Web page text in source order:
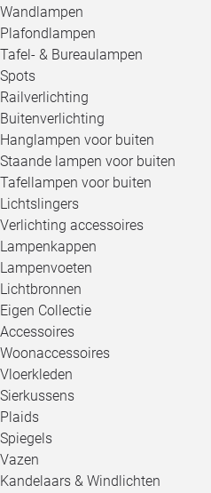
Wandlampen
Plafondlampen
Tafel- & Bureaulampen
Spots
Railverlichting
Buitenverlichting
Hanglampen voor buiten
Staande lampen voor buiten
Tafellampen voor buiten
Lichtslingers
Verlichting accessoires
Lampenkappen
Lampenvoeten
Lichtbronnen
Eigen Collectie
Accessoires
Woonaccessoires
Vloerkleden
Sierkussens
Plaids
Spiegels
Vazen
Kandelaars & Windlichten